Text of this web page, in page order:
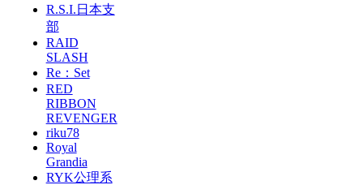
R.S.I.日本支
部
RAID
SLASH
Re：Set
RED
RIBBON
REVENGER
riku78
Royal
Grandia
RYK公理系